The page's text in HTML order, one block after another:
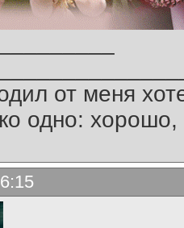
от меня
одно: